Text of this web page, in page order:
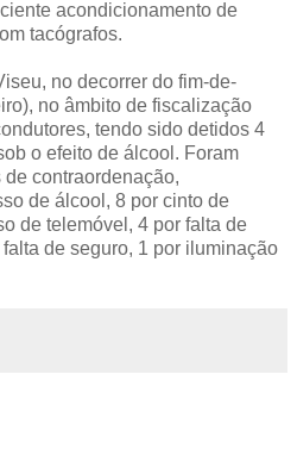
acondicionamento de
tacógrafos.
no decorrer do fim-de-
no âmbito de fiscalização
tendo sido detidos 4
o efeito de álcool. Foram
contraordenação,
de álcool, 8 por cinto de
de telemóvel, 4 por falta de
de seguro, 1 por iluminação